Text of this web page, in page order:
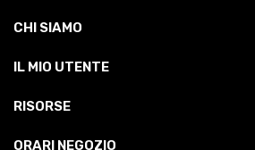
CHI SIAMO
IL MIO UTENTE
RISORSE
ORARI NEGOZIO